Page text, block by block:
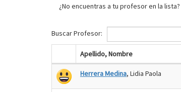
¿No encuentras a tu profesor en la lista?
Buscar Profesor:
Apellido, Nombre
Herrera Medina, Lidia Paola